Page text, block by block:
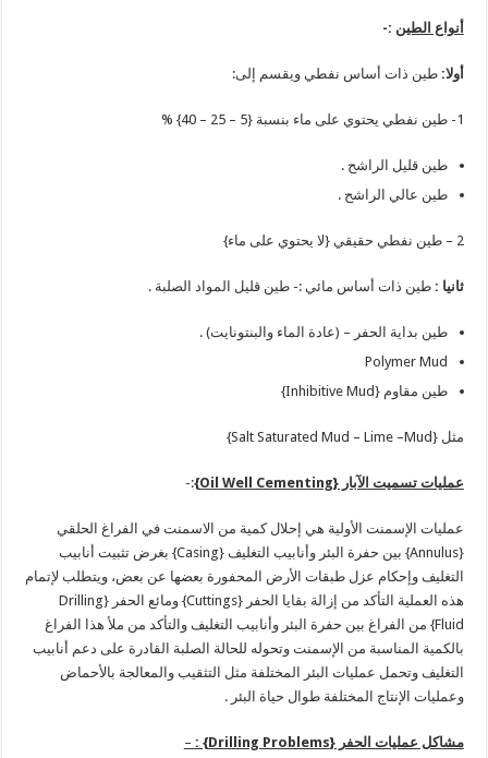
أنواع الطين :-
أولا:طين ذات أساس نفطي ويقسم إلى:
1- طين نفطي يحتوي على ماء بنسبة {5 – 25 – 40} %
طين قليل الراشح .
طين عالي الراشح .
2 – طين نفطي حقيقي {لا يحتوي على ماء}
ثانيا :طين ذات أساس مائي :- طين قليل المواد الصلبة .
طين بداية الحفر – (عادة الماء والبنتونايت) .
Polymer Mud
طين مقاوم {Inhibitive Mud}
مثل {Salt Saturated Mud – Lime –Mud}
عمليات تسميت الآبار {Oil Well Cementing
}
:-
عمليات الإسمنت الأولية هي إحلال كمية من الاسمنت في الفراغ الحلقي
{Annulus} بين حفرة البئر وأنابيب التغليف {Casing} بغرض تثبيت أنابيب
التغليف وإحكام عزل طبقات الأرض المحفورة بعضها عن بعض، ويتطلب لإتمام
هذه العملية التأكد من إزالة بقايا الحفر {Cuttings} ومائع الحفر {Drilling
Fluid} من الفراغ بين حفرة البئر وأنابيب التغليف والتأكد من ملأ هذا الفراغ
بالكمية المناسبة من الإسمنت وتحوله للحالة الصلبة القادرة على دعم أنابيب
التغليف وتحمل عمليات البئر المختلفة مثل التثقيب والمعالجة بالأحماض
وعمليات الإنتاج المختلفة طوال حياة البئر .
مشاكل عمليات الحفر {Drilling Problems
} :
–